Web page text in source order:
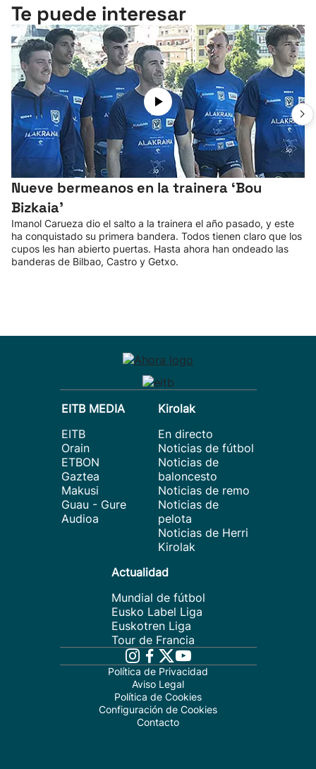
Te puede interesar
Nueve bermeanos en la trainera ‘Bou
Bizkaia'
Imanol Carueza dio el salto a la trainera el año pasado, y este
ha conquistado su primera bandera. Todos tienen claro que los
cupos les han abierto puertas. Hasta ahora han ondeado las
banderas de Bilbao, Castro y Getxo.
EITB MEDIA
EITB
Orain
ETBON
Gaztea
Makusi
Guau - Gure
Audioa
Kirolak
En directo
Noticias de fútbol
Noticias de
baloncesto
Noticias de remo
Noticias de
pelota
Noticias de Herri
Kirolak
Actualidad
Mundial de fútbol
Eusko Label Liga
Euskotren Liga
Tour de Francia
Política de Privacidad
Aviso Legal
Política de Cookies
Configuración de Cookies
Contacto